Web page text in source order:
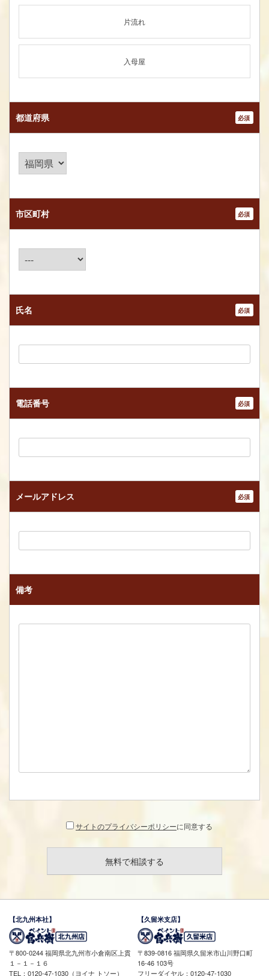
片流れ
入母屋
都道府県 *
市区町村 *
氏名 *
電話番号 *
メールアドレス *
備考
サイトのプライバシーポリシーに同意する
【北九州本社】
〒800-0244 福岡県北九州市小倉南区上貫
１－１－１６
TEL：0120-47-1030（ヨイナ トソー）
【久留米支店】
〒839-0816 福岡県久留米市山川野口町
16-46 103号
フリーダイヤル：0120-47-1030